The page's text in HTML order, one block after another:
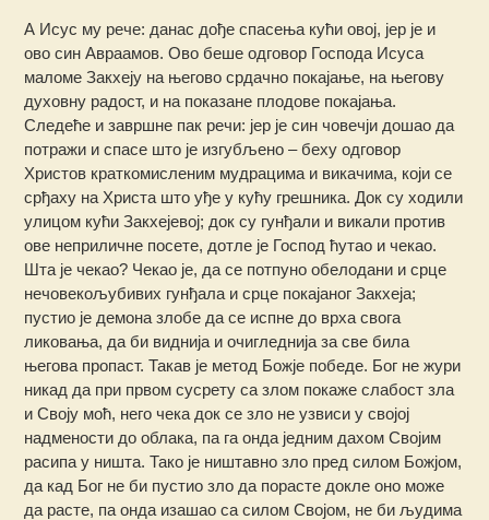
А Исус му рече: данас дође спасења кући овој, јер је и
ово син Авраамов. Ово беше одговор Господа Исуса
маломе Закхеју на његово срдачно покајање, на његову
духовну радост, и на показане плодове покајања.
Следеће и завршне пак речи: јер је син човечји дошао да
потражи и спасе што је изгубљено – беху одговор
Христов краткомисленим мудрацима и викачима, који се
срђаху на Христа што уђе у кућу грешника. Док су ходили
улицом кући Закхејевој; док су гунђали и викали против
ове неприличне посете, дотле је Господ ћутао и чекао.
Шта је чекао? Чекао је, да се потпуно обелодани и срце
нечовекољубивих гунђала и срце покајаног Закхеја;
пустио је демона злобе да се испне до врха свога
ликовања, да би виднија и очигледнија за све била
његова пропаст. Такав је метод Божје победе. Бог не жури
никад да при првом сусрету са злом покаже слабост зла
и Своју моћ, него чека док се зло не узвиси у својој
надмености до облака, па га онда једним дахом Својим
расипа у ништа. Тако је ништавно зло пред силом Божјом,
да кад Бог не би пустио зло да порасте докле оно може
да расте, па онда изашао са силом Својом, не би људима